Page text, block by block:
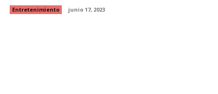
Entretenimiento junio 17, 2023